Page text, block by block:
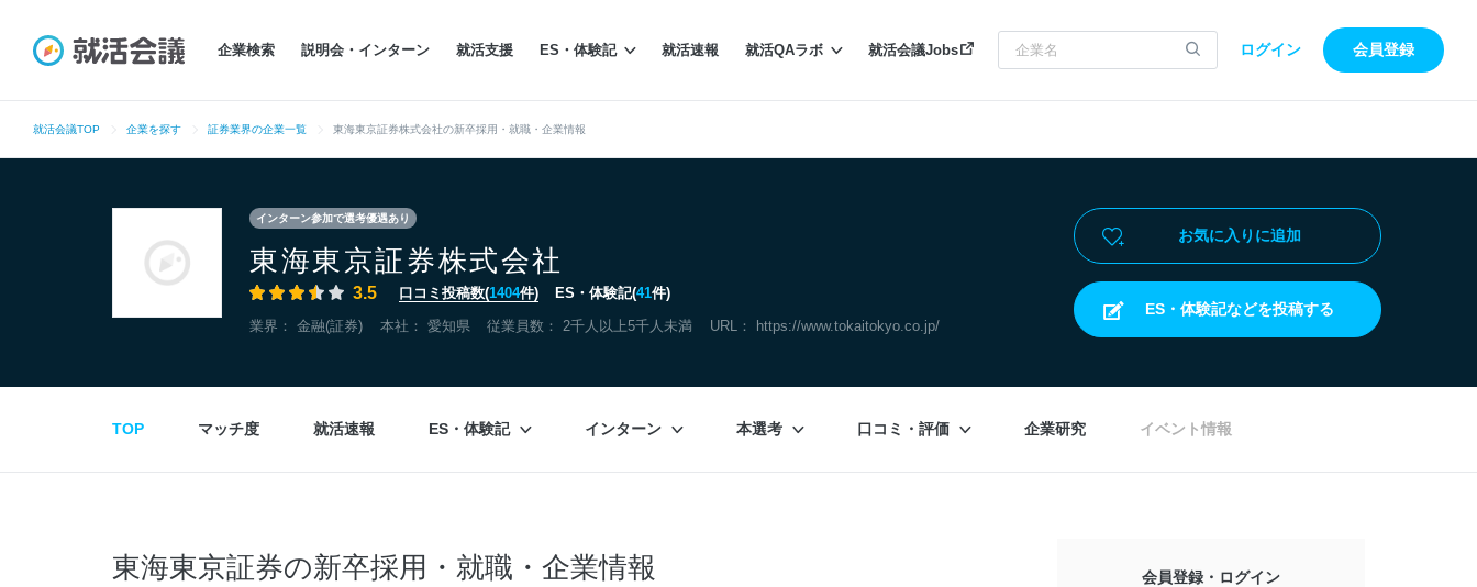
企業検索 説明会・インターン 就活支援 ES・体験記 就活速報 就活QAラボ 就活会議Jobs ログイン 会員登録
就活会議TOP 企業を探す 証券業界の企業一覧 東海東京証券株式会社の新卒採用・就職・企業情報
インターン参加で選考優遇あり
東海東京証券株式会社
3.5 口コミ投稿数(1404件) ES・体験記(41件)
業界： 金融(証券) 本社： 愛知県 従業員数： 2千人以上5千人未満 URL： https://www.tokaitokyo.co.jp/
お気に入りに追加
ES・体験記などを投稿する
TOP マッチ度 就活速報 ES・体験記 インターン 本選考 口コミ・評価 企業研究 イベント情報
東海東京証券の新卒採用・就職・企業情報 会員登録・ログイン